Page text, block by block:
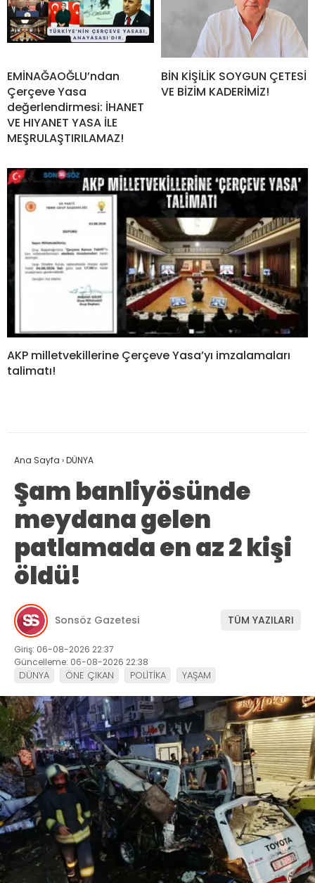
EMİNAĞAOĞLU’ndan
Çerçeve Yasa
değerlendirmesi: İHANET
VE HIYANET YASA İLE
MEŞRULAŞTIRILAMAZ!
BİN KİŞİLİK SOYGUN ÇETESİ
VE BİZİM KADERİMİZ!
AKP milletvekillerine Çerçeve Yasa’yı imzalamaları
talimatı!
Ana Sayfa ›DÜNYA
Şam banliyösünde
meydana gelen
patlamada en az 2 kişi
öldü!
Sonsöz Gazetesi TÜM YAZILARI
Giriş: 06-08-2026 22:37
Güncelleme: 06-08-2026 22:38
DÜNYA ÖNE ÇIKAN POLİTİKA YAŞAM